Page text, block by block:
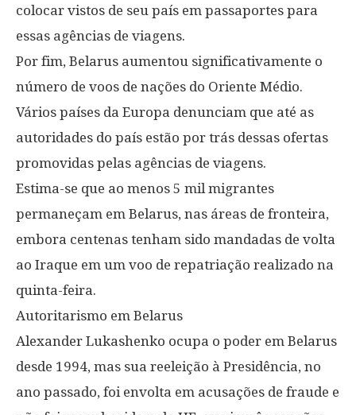
colocar vistos de seu país em passaportes para
essas agências de viagens.
Por fim, Belarus aumentou significativamente o
número de voos de nações do Oriente Médio.
Vários países da Europa denunciam que até as
autoridades do país estão por trás dessas ofertas
promovidas pelas agências de viagens.
Estima-se que ao menos 5 mil migrantes
permaneçam em Belarus, nas áreas de fronteira,
embora centenas tenham sido mandadas de volta
ao Iraque em um voo de repatriação realizado na
quinta-feira.
Autoritarismo em Belarus
Alexander Lukashenko ocupa o poder em Belarus
desde 1994, mas sua reeleição à Presidência, no
ano passado, foi envolta em acusações de fraude e